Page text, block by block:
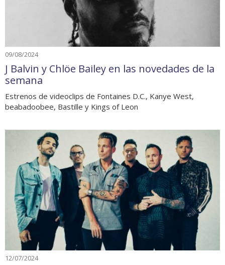
09/08/2024
J Balvin y Chlöe Bailey en las novedades de la
semana
Estrenos de videoclips de Fontaines D.C., Kanye West,
beabadoobee, Bastille y Kings of Leon
12/07/2024